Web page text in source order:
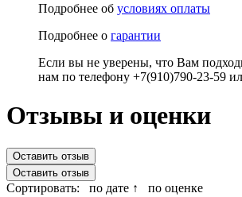
Подробнее об условиях оплаты
Подробнее о гарантии
Если вы не уверены, что Вам
нам по телефону +7(910)790-23-59
Отзывы и оценки
Оставить отзыв
Оставить отзыв
Сортировать: по дате ↑ по оценке